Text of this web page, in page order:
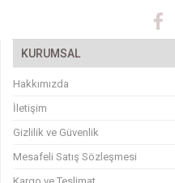
KURUMSAL
Hakkımızda
İletişim
Gizlilik ve Güvenlik
Mesafeli Satış Sözleşmesi